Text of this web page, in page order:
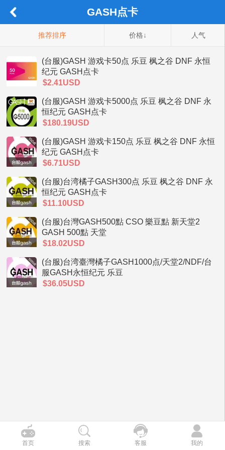
GASH点卡
推荐排序 价格↓ 人气
(台服)GASH 游戏卡50点 乐豆 枫之谷 DNF 永恒
纪元 GASH点卡
$2.41USD
(台服)GASH 游戏卡5000点 乐豆 枫之谷 DNF 永
恒纪元 GASH点卡
$180.19USD
(台服)GASH 游戏卡150点 乐豆 枫之谷 DNF 永恒
纪元 GASH点卡
$6.71USD
(台服)台湾橘子GASH300点 乐豆 枫之谷 DNF 永
恒纪元 GASH点卡
$11.10USD
(台服)台灣GASH500點 CSO 樂豆點 新天堂2
GASH 500點 天堂
$18.02USD
(台服)台湾臺灣橘子GASH1000点/天堂2/NDF/台
服GASH永恒纪元 乐豆
$36.05USD
首页 搜索 客服 我的